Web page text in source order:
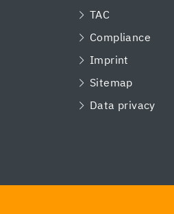
TAC
Compliance
Imprint
Sitemap
Data privacy